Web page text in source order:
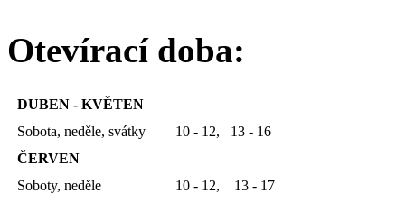
Otevírací doba:
DUBEN - KVĚTEN
Sobota, neděle, svátky
10 - 12, 13 - 16
ČERVEN
Soboty, neděle
10 - 12, 13 - 17